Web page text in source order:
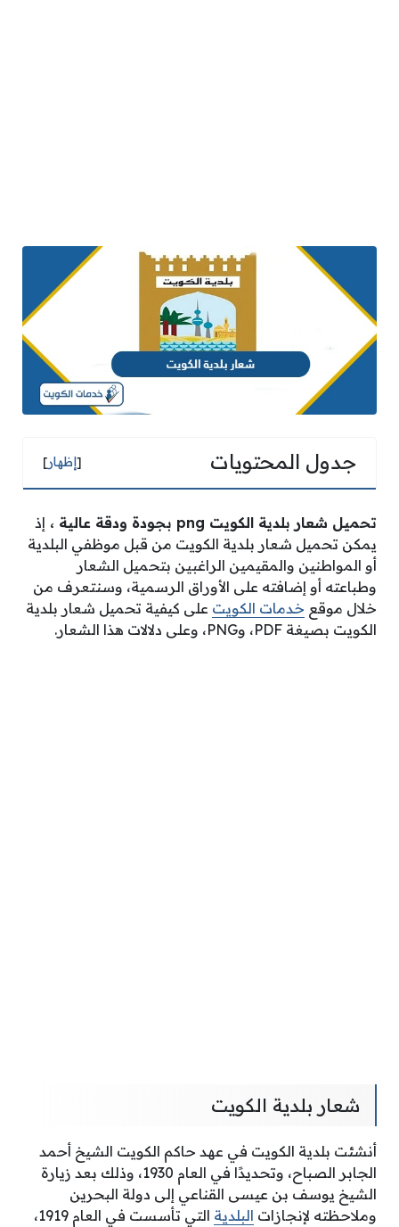
جدول المحتويات [إظهار]
تحميل شعار بلدية الكويت png بجودة ودقة عالية ، إذ
يمكن تحميل شعار بلدية الكويت من قبل موظفي البلدية
أو المواطنين والمقيمين الراغبين بتحميل الشعار
وطباعته أو إضافته على الأوراق الرسمية، وسنتعرف من
خلال موقع خدمات الكويت على كيفية تحميل شعار بلدية
الكويت بصيغة PDF، وPNG، وعلى دلالات هذا الشعار.
شعار بلدية الكويت
أنشئت بلدية الكويت في عهد حاكم الكويت الشيخ أحمد
الجابر الصباح، وتحديدًا في العام 1930، وذلك بعد زيارة
الشيخ يوسف بن عيسى القناعي إلى دولة البحرين
وملاحظته لإنجازات البلدية
التي تأسست في العام 1919،